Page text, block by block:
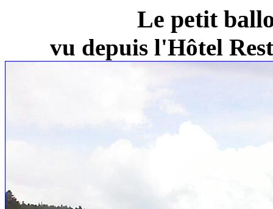
Le petit
vu depuis l'Hôtel